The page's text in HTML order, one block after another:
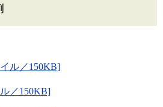
ル／150KB]
／150KB]